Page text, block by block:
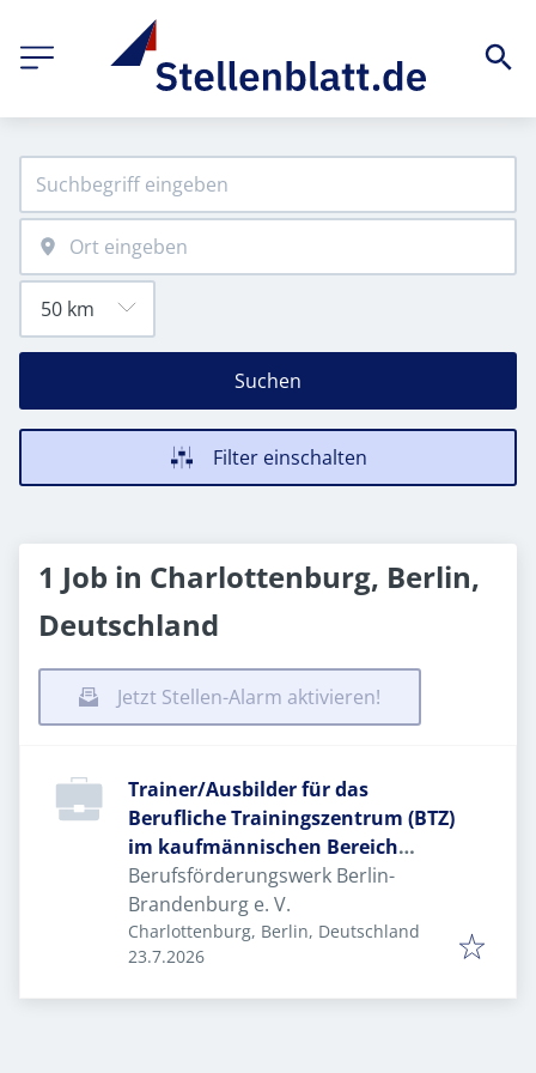
Suchen
Filter einschalten
1 Job in Charlottenburg, Berlin,
Deutschland
Jetzt Stellen-Alarm aktivieren!
Trainer/Ausbilder für das
Berufliche Trainingszentrum (BTZ)
im kaufmännischen Bereich
(m/w/d)*
Berufsförderungswerk Berlin-
Brandenburg e. V.
Charlottenburg, Berlin, Deutschland
Veröffentlicht
23.7.2026